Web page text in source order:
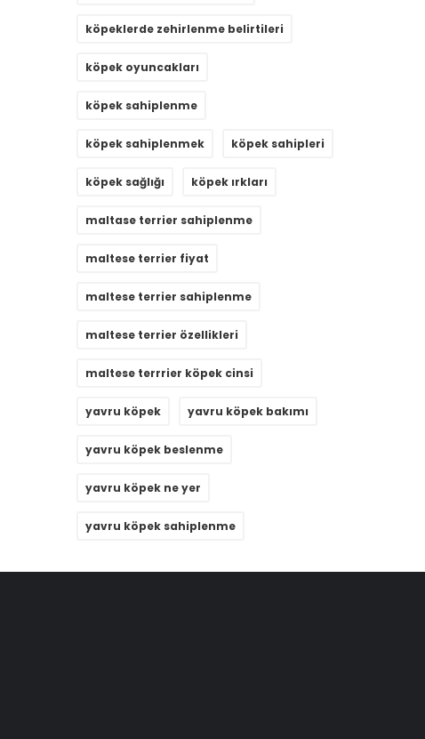
köpeklerde zehirlenme belirtileri
köpek oyuncakları
köpek sahiplenme
köpek sahiplenmek köpek sahipleri
köpek sağlığı köpek ırkları
maltase terrier sahiplenme
maltese terrier fiyat
maltese terrier sahiplenme
maltese terrier özellikleri
maltese terrrier köpek cinsi
yavru köpek yavru köpek bakımı
yavru köpek beslenme
yavru köpek ne yer
yavru köpek sahiplenme